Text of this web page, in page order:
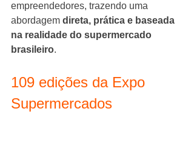
empreendedores, trazendo uma
abordagem direta, prática e baseada
na realidade do supermercado
brasileiro.
109 edições da Expo
Supermercados